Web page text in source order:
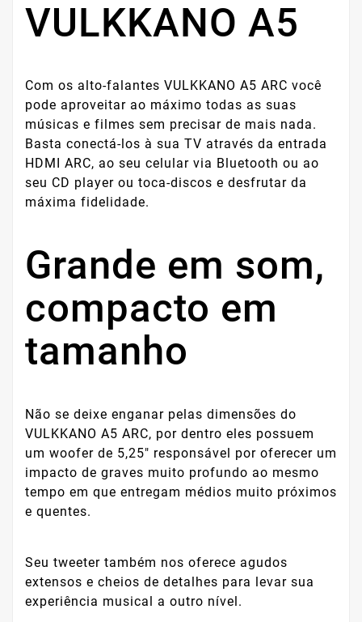
VULKKANO A5
Com os alto-falantes VULKKANO A5 ARC você
pode aproveitar ao máximo todas as suas
músicas e filmes sem precisar de mais nada.
Basta conectá-los à sua TV através da entrada
HDMI ARC, ao seu celular via Bluetooth ou ao
seu CD player ou toca-discos e desfrutar da
máxima fidelidade.
Grande em som,
compacto em
tamanho
Não se deixe enganar pelas dimensões do
VULKKANO A5 ARC, por dentro eles possuem
um woofer de 5,25" responsável por oferecer um
impacto de graves muito profundo ao mesmo
tempo em que entregam médios muito próximos
e quentes.
Seu tweeter também nos oferece agudos
extensos e cheios de detalhes para levar sua
experiência musical a outro nível.